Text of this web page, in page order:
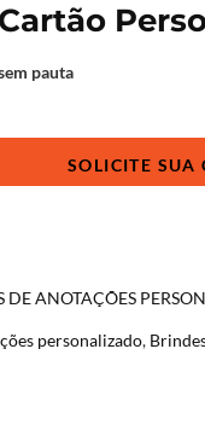
pauta
DE ANOTAÇÕES
personalizado,